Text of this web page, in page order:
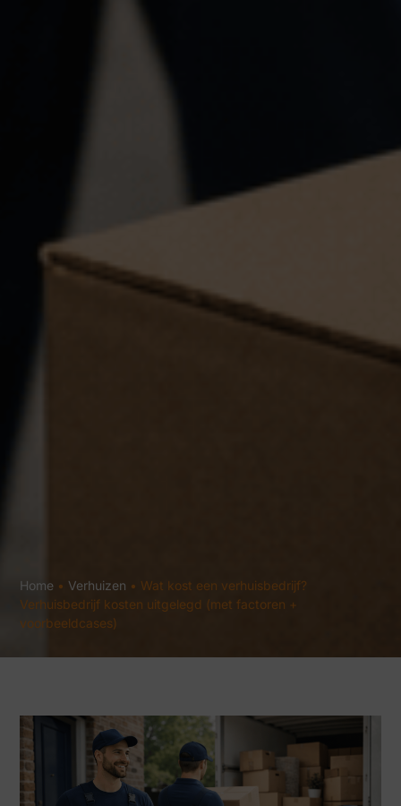
Home • Verhuizen • Wat kost een verhuisbedrijf?
Verhuisbedrijf kosten uitgelegd (met factoren +
voorbeeldcases)